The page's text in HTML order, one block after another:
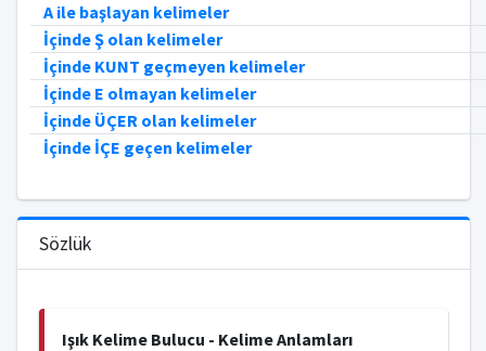
A ile başlayan kelimeler
İçinde Ş olan kelimeler
İçinde KUNT geçmeyen kelimeler
İçinde E olmayan kelimeler
İçinde ÜÇER olan kelimeler
İçinde İÇE geçen kelimeler
Sözlük
Işık Kelime Bulucu - Kelime Anlamları